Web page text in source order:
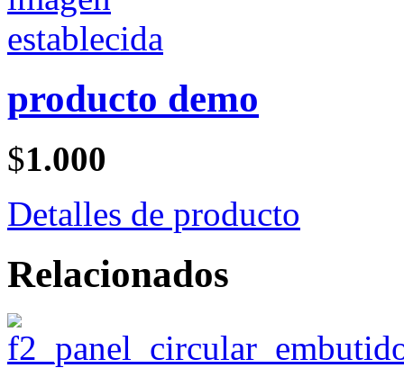
producto demo
$1.000
Detalles de producto
Relacionados